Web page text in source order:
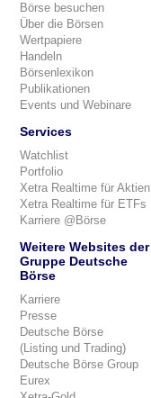
Börse besuchen
Über die Börsen
Wertpapiere
Handeln
Börsenlexikon
Publikationen
Events und Webinare
Services
Watchlist
Portfolio
Xetra Realtime für Aktien
Xetra Realtime für ETFs
Karriere @Börse
Weitere Websites der
Gruppe Deutsche
Börse
Karriere
Presse
Deutsche Börse
(Listing und Trading)
Deutsche Börse Group
Eurex